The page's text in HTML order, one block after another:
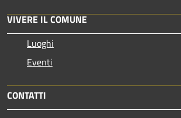
VIVERE IL COMUNE
Luoghi
Eventi
CONTATTI